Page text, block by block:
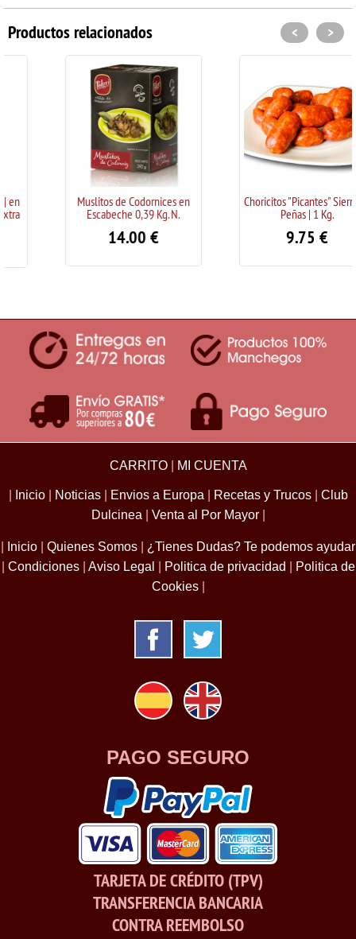
Productos relacionados
Muslitos de Codornices en
Escabeche 0,39 Kg. N.
€
Choricitos "Picantes" Sierra de
Peñas | 1 Kg.
€
< >
CARRITO| MI CUENTA
Inicio Noticias Envios a Europa Recetas y Trucos
Club
Dulcinea
Venta al Por Mayor
Inicio Quienes Somos
¿Tienes Dudas? Te podemos ayudar
Condiciones Aviso Legal Politica de privacidad
Politica de
Cookies
PAGO SEGURO
TARJETA DE CRÉDITO (TPV)
TRANSFERENCIA BANCARIA
CONTRA REEMBOLSO